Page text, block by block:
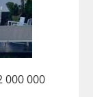
000 000